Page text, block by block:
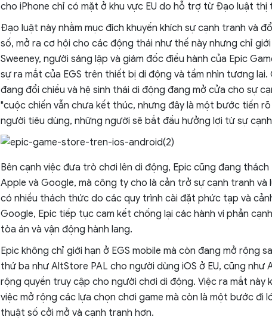
cho iPhone chỉ có mặt ở khu vực EU do hỗ trợ từ Đạo luật
Đạo luật này nhằm mục đích khuyến khích sự cạnh tranh và
số, mở ra cơ hội cho các động thái như thế này nhưng chỉ giới
Sweeney, người sáng lập và giám đốc điều hành của Epic
sự ra mắt của EGS trên thiết bị di động và tầm nhìn tương lai.
đang đổi chiều và hệ sinh thái di động đang mở cửa cho sự
"cuộc chiến vẫn chưa kết thúc, nhưng đây là một bước tiến
người tiêu dùng, những người sẽ bắt đầu hưởng lợi từ sự
Bên cạnh việc đưa trò chơi lên di động, Epic cũng đang
Apple và Google, mà công ty cho là cản trở sự cạnh tranh và
có nhiều thách thức do các quy trình cài đặt phức tạp và
Google, Epic tiếp tục cam kết chống lại các hành vi phản
tòa án và vận động hành lang.
Epic không chỉ giới hạn ở EGS mobile mà còn đang mở rộng
thứ ba như AltStore PAL cho người dùng iOS ở EU, cũng như
rộng quyền truy cập cho người chơi di động. Việc ra mắt
việc mở rộng các lựa chọn chơi game mà còn là một bước đi
thuật số cởi mở và cạnh tranh hơn.